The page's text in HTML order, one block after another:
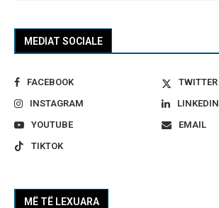
MEDIAT SOCIALE
FACEBOOK
TWITTER
INSTAGRAM
LINKEDIN
YOUTUBE
EMAIL
TIKTOK
MË TË LEXUARA